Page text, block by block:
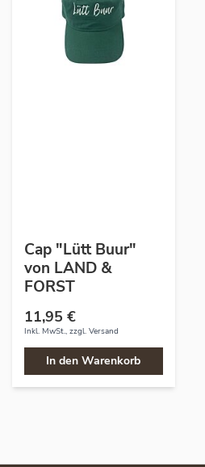
Cap "Lütt Buur"
von LAND &
FORST
11,95 €
Inkl. MwSt., zzgl. Versand
In den Warenkorb